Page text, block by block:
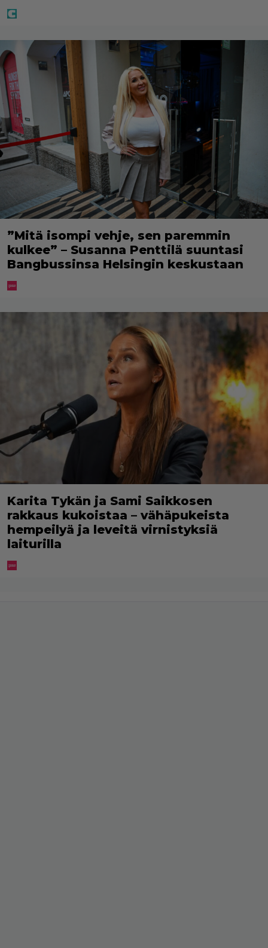
”Mitä isompi vehje, sen paremmin
kulkee” – Susanna Penttilä suuntasi
Bangbussinsa Helsingin keskustaan
Karita Tykän ja Sami Saikkosen
rakkaus kukoistaa – vähäpukeista
hempeilyä ja leveitä virnistyksiä
laiturilla